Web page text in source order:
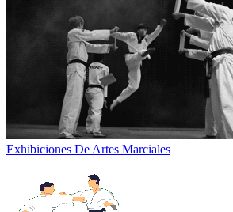
Exhibiciones De Artes Marciales